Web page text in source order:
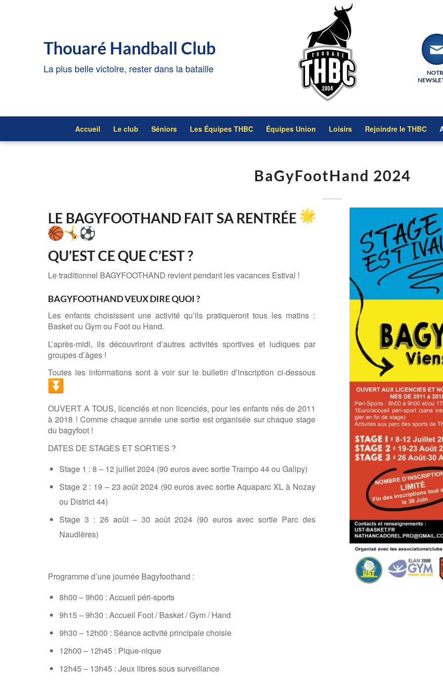
Thouaré Handball Club
La plus belle victoire, rester dans la bataille
Accueil Le club Séniors Les Équipes THBC Équipes Union Loisirs Rejoindre le THBC
BaGyFootHand 2024
LE BAGYFOOTHAND FAIT SA RENTRÉE
QU’EST CE QUE C’EST ?
Le traditionnel BAGYFOOTHAND revient pendant les vacances Estival !
BAGYFOOTHAND VEUX DIRE QUOI ?
Les enfants choisissent une activité qu’ils pratiqueront tous les matins :
Basket ou Gym ou Foot ou Hand.
L’après-midi, ils découvriront d’autres activités sportives et ludiques par
groupes d’âges !
Toutes les informations sont à voir sur le bulletin d’inscription ci-dessous
OUVERT A TOUS, licenciés et non licenciés, pour les enfants nés de 2011
à 2018 ! Comme chaque année une sortie est organisée sur chaque stage
du bagyfoot !
DATES DE STAGES ET SORTIES ?
​Stage 1 : 8 – 12 juillet 2024 (90 euros avec sortie Trampo 44 ou Galipy)
Stage 2 : 19 – 23 août 2024 (90 euros avec sortie Aquaparc XL à Nozay
ou District 44)
Stage 3 : 26 août – 30 août 2024 (90 euros avec sortie Parc des
Naudières)
Programme d’une journée Bagyfoothand :
8h00 – 9h00 : Accueil péri-sports
9h15 – 9h30 : Accueil Foot / Basket / Gym / Hand
9h30 – 12h00 : Séance activité principale choisie
12h00 – 12h45 : Pique-nique
12h45 – 13h45 : Jeux libres sous surveillance